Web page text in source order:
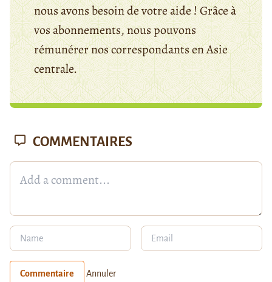
nous avons besoin de votre aide ! Grâce à
vos abonnements, nous pouvons
rémunérer nos correspondants en Asie
centrale.
COMMENTAIRES
Commentaire Annuler